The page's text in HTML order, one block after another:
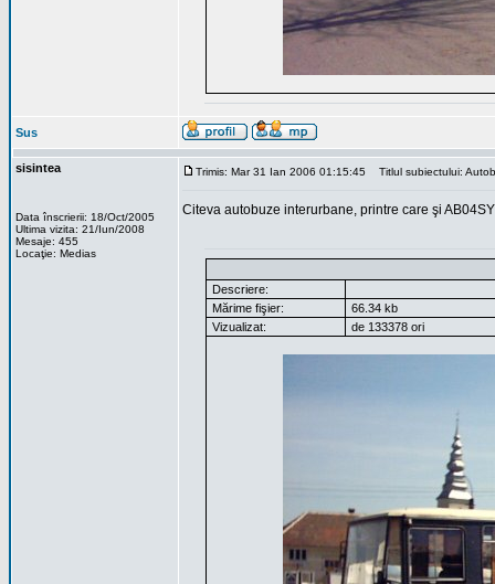
Sus
sisintea
Data înscrierii: 18/Oct/2005
Ultima vizita: 21/Iun/2008
Mesaje: 455
Locaţie: Medias
Trimis: Mar 31 Ian 2006 01:15:45 Titlul subiectului:
Citeva autobuze interurbane, printre care şi
Descriere:
Mărime fişier:
66.34 kb
Vizualizat:
de 133378 ori